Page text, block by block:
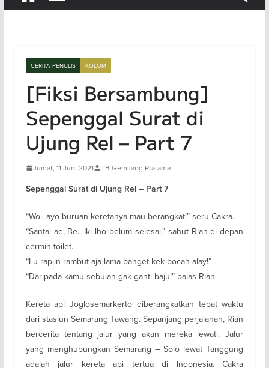
CERITA PENULIS KOLOM
[Fiksi Bersambung]
Sepenggal Surat di
Ujung Rel – Part 7
Jumat, 11 Juni 2021 TB Gemilang Pratama
Sepenggal Surat di Ujung Rel – Part 7
“Woi, ayo buruan keretanya mau berangkat!” seru Cakra.
“Santai ae, Be.. Iki lho belum selesai,” sahut Rian di depan
cermin toilet.
“Lu rapiin rambut aja lama banget kek bocah alay!”
“Daripada kamu sebulan gak ganti baju!” balas Rian.
Kereta api Joglosemarkerto diberangkatkan tepat waktu
dari stasiun Semarang Tawang. Sepanjang perjalanan, Rian
bercerita tentang jalur yang akan mereka lewati. Jalur
yang menghubungkan Semarang – Solo lewat Tanggung
adalah jalur kereta api tertua di Indonesia. Cakra